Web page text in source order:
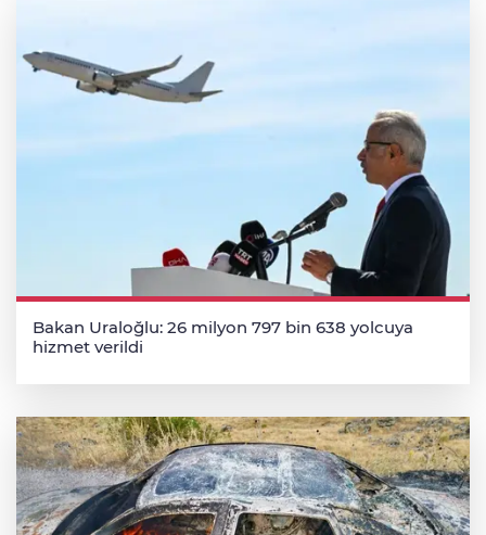
Bakan Uraloğlu: 26 milyon 797 bin 638 yolcuya
hizmet verildi